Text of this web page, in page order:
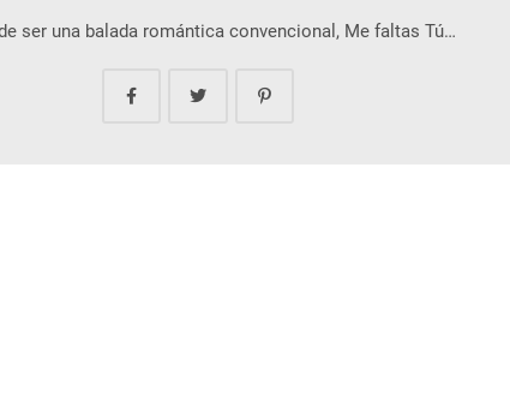
ser una balada romántica convencional, Me faltas Tú…